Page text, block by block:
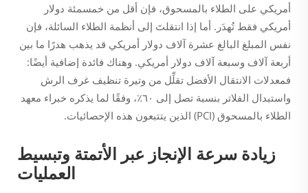
أمريكي على الطلاء بالمسحوق، فإن أقل من خمسمئة دولار
أمريكي فقط تُهدَر. أما إذا انتقلتَ إلى أنظمة الطلاء السائلة، فإن
نفس المبلغ البالغ عشرة آلاف دولار أمريكي قد يذهب هدرًا ما بين
أربعة آلاف وسبعة آلاف دولار أمريكي. وهناك فائدة إضافية أيضًا:
فمعدلات الانتقال الأفضل تقلِّل من وتيرة تنظيف غرف الرش
واستبدال الفلاتر بنسبة تصل إلى ٦٠٪، وفقًا لما يذكره خبراء معهد
الطلاء بالمسحوق (PCI) الذين يتتبعون هذه الإحصائيات.
زيادة سرعة الإنجاز عبر الأتمتة وتبسيط
العمليات